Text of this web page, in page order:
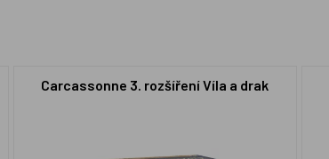
Carcassonne 3. rozšíření Víla a drak